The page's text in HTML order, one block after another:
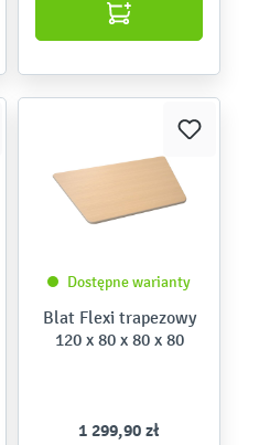
Dostępne warianty
Blat Flexi trapezowy
120 x 80 x 80 x 80
1 299,90 zł